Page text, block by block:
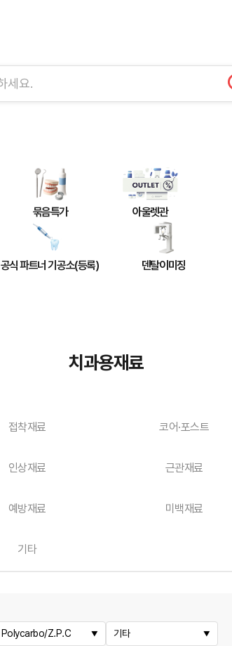
묶음특가 아울렛관
공식 파트너 기공소(등록) 덴탈이미징
치과용재료
접착재료 코어·포스트
인상재료 근관재료
예방재료 미백재료
기타
Polycarbo/Z.P.C 기타